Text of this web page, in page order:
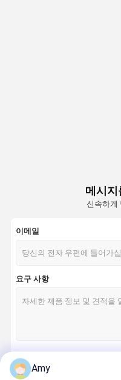
메시지
신속하게
이메일
요구 사항
Amy